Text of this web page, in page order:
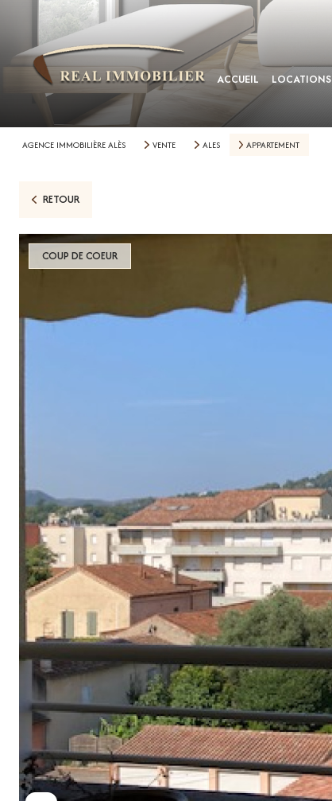
ACCUEIL LOCATIONS
AGENCE IMMOBILIÈRE ALÈS VENTE ALES APPARTEMENT
RETOUR
COUP DE COEUR